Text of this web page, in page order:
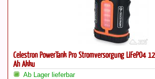
Celestron PowerTank Pro Stromversorgung LiFePO4
Ah Akku
Ab Lager lieferbar